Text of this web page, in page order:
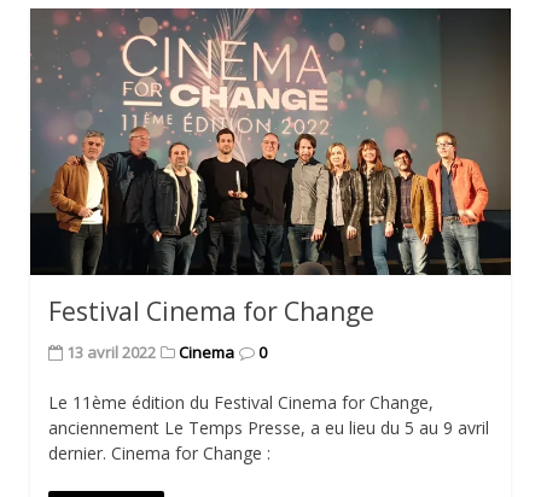
Festival Cinema for Change
13 avril 2022 Cinema 0
Le 11ème édition du Festival Cinema for Change,
anciennement Le Temps Presse, a eu lieu du 5 au 9 avril
dernier. Cinema for Change :